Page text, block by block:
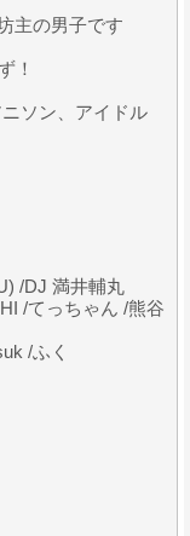
主の男子です
！
ソン、アイドル
/DJ 満井輔丸
/てっちゃん /熊谷
/ふく